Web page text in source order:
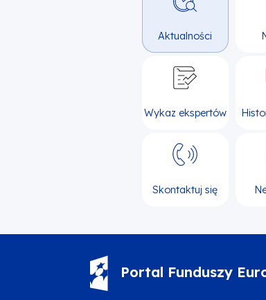
Aktualności
Wykaz ekspertów
Skontaktuj się
Portal Funduszy